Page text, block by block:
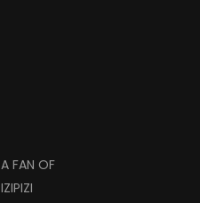
A FAN OF
IZIPIZI